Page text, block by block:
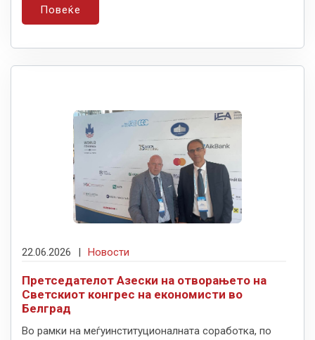
Повеќе
22.06.2026 | Новости
Претседателот Азески на отворањето на
Светскиот конгрес на економисти во
Белград
Во рамки на меѓуинституционалната соработка, по